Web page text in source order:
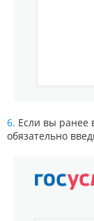
Если вы ранее
обязательно